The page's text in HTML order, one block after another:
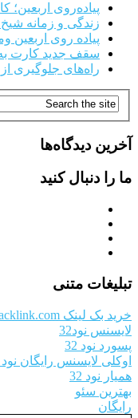
پیاده‌روی اربعین؛
زندگی و زمانه
پیاده روی اربعین
سقف جدید کارت به
راه‌های جلوگیری
آخرین دیدگاه‌ها
ما را دنبال کنید
تبلیغات متنی
خرید بک لینک behtarinbacklink.com
لایسنس نود32
پسورد نود 32
اوکلی لایسنس رایگان نود 32
همیار نود 32
بهترین سئو
رایگان